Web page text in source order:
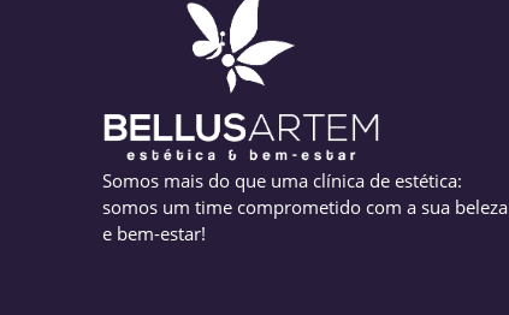
Somos mais do que uma clínica de estética:
somos um time comprometido com a sua beleza
e bem-estar!